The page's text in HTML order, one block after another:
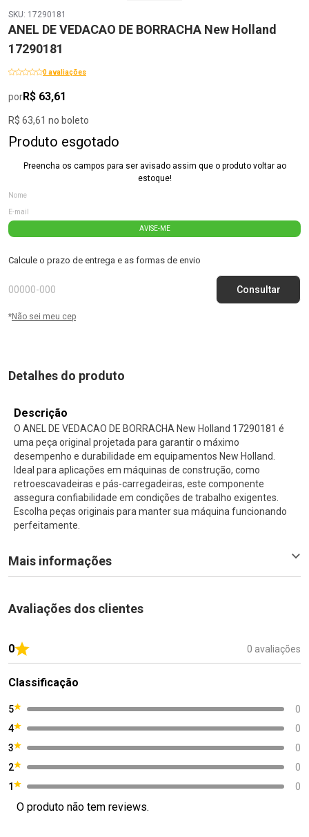
SKU: 17290181
ANEL DE VEDACAO DE BORRACHA New Holland
17290181
0 avaliações
porR$ 63,61
R$ 63,61 no boleto
Produto esgotado
Preencha os campos para ser avisado assim que o produto voltar ao
estoque!
AVISE-ME
Calcule o prazo de entrega e as formas de envio
*Não sei meu cep
Detalhes do produto
Descrição
O ANEL DE VEDACAO DE BORRACHA New Holland 17290181 é
uma peça original projetada para garantir o máximo
desempenho e durabilidade em equipamentos New Holland.
Ideal para aplicações em máquinas de construção, como
retroescavadeiras e pás-carregadeiras, este componente
assegura confiabilidade em condições de trabalho exigentes.
Escolha peças originais para manter sua máquina funcionando
perfeitamente.
Mais informações
Avaliações dos clientes
0 0 avaliações
Classificação
5
0
4
0
3
0
2
0
1
0
O produto não tem reviews.